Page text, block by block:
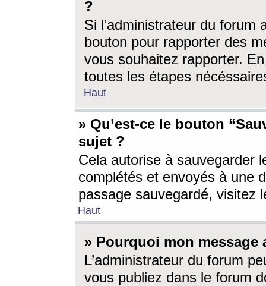
?
Si l’administrateur du forum
bouton pour rapporter des
vous souhaitez rapporter.
toutes les étapes
Haut
» Qu’est-ce le bouton
sujet ?
Cela autorise à sauvegarder
complétés et envoyés à une
passage sauvegardé, visitez
Haut
» Pourquoi mon message
L’administrateur du forum
vous publiez dans le forum